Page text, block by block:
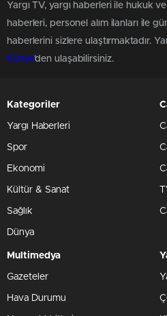
Yargı TV, yargı haberleri ile hukuk
haberleri, personel alım ilanları ile
haberlerini sizlere ulaştırmaktadır.
Künye'den ulaşabilirsiniz.
Kategoriler
Yargı Haberleri
Spor
Ekonomi
Kültür & Sanat
Sağlık
Dünya
Multimedya
Gazeteler
Hava Durumu